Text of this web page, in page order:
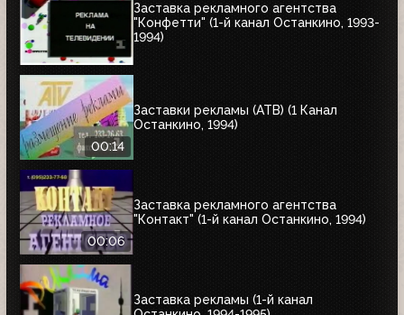
Заставка рекламного агентства
"Конфетти" (1-й канал Останкино, 1993-
1994)
00:14
Заставки рекламы (АТВ) (1 Канал
Останкино, 1994)
00:06
Заставка рекламного агентства
"Контакт" (1-й канал Останкино, 1994)
Заставка рекламы (1-й канал